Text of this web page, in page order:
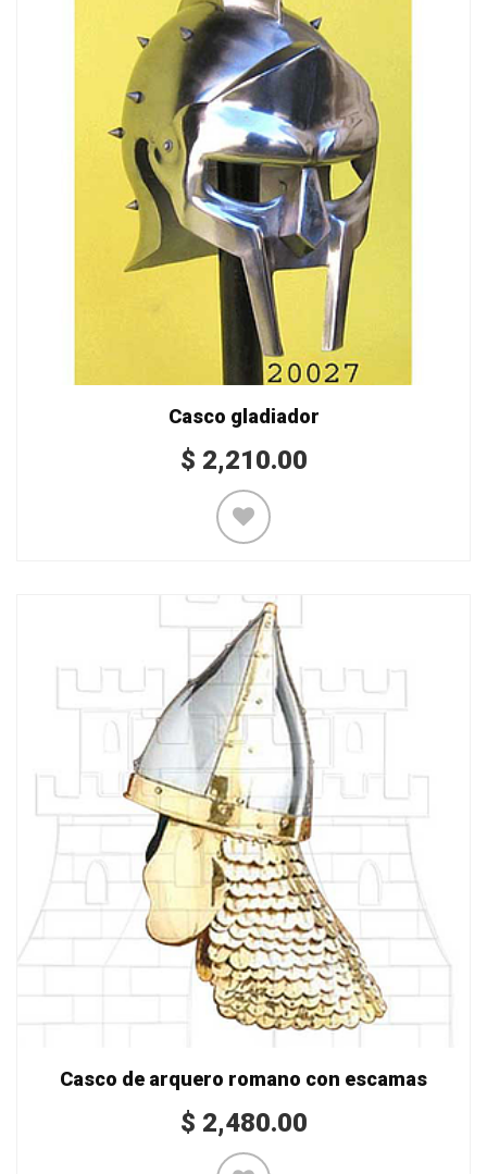
Casco gladiador
$ 2,210.00
Casco de arquero romano con escamas
$ 2,480.00